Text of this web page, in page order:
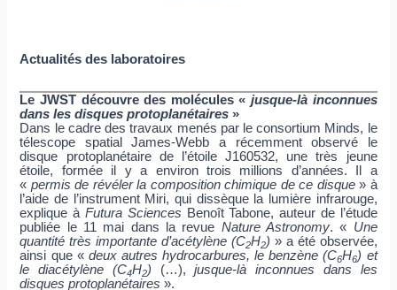
Actualités des laboratoires
Le JWST découvre des molécules « jusque-là inconnues
dans les disques protoplanétaires»
Dans le cadre des travaux menés par le consortium Minds,
le télescope spatial James-Webb a récemment observé le
disque protoplanétaire de l’étoile J160532, une très jeune
étoile, formée il y a environ trois millions d’années. Il a
« permis de révéler la composition chimique de ce disque» à
l’aide de l’instrument Miri, qui dissèque la lumière
infrarouge, explique àFutura SciencesBenoît Tabone, auteur
de l’étude publiée le 11 mai dans la revueNature Astronomy.
«Une quantité très importante d’acétylène (C2H2 )» a été
observée, ainsi que «deux autres hydrocarbures, le benzène
(C6H6) et le diacétylène (C4 H )(…),